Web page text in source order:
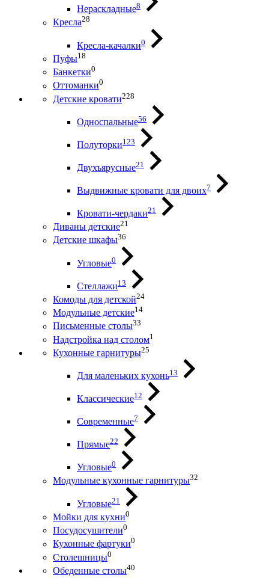
Нераскладные8
Кресла28
Кресла-качалки0
Пуфы18
Банкетки0
Оттоманки0
Детские кровати228
Односпальные56
Полуторки123
Двухъярусные21
Выдвижные кровати для двоих7
Кровати-чердаки21
Диваны детские21
Детские шкафы36
Угловые0
Стеллажи13
Комоды для детской24
Модульные детские14
Письменные столы33
Надстройка над столом1
Кухонные гарнитуры25
Для маленьких кухонь13
Классические12
Современные7
Прямые22
Угловые0
Модульные кухонные гарнитуры32
Угловые21
Мойки для кухни0
Посудосушители0
Кухонные фартуки0
Столешницы0
Обеденные столы40